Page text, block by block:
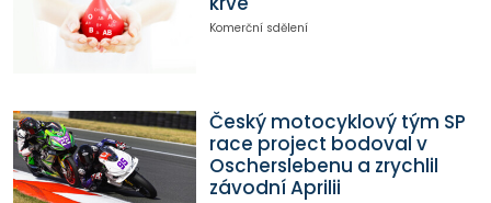
Komerční sdělení
Český motocyklový tým SP
race project bodoval v
Oscherslebenu a zrychlil
závodní Aprilii